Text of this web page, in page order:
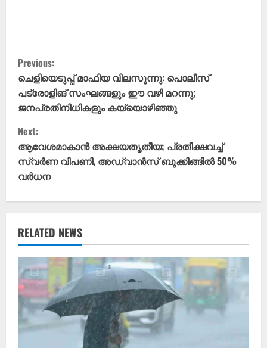
C
o
n
t
i
n
u
e
R
e
a
d
Previous:
ചെളിയെടുപ്പ് മാഫിയ വിലസുന്നു: പൊലീസ്
പട്രോളിങ് സംഘങ്ങളും ഈ വഴി മറന്നു;
ജനപ്രതിനിധികളും കയ്യൊഴിഞ്ഞു
Next:
ആവേശമാകാൻ അക്ഷയതൃതീയ; പ്രതീക്ഷവച്ച്
സ്വർണ വിപണി, അഡ്വാൻസ് ബുക്കിങ്ങിൽ 50%
വർധന
RELATED NEWS